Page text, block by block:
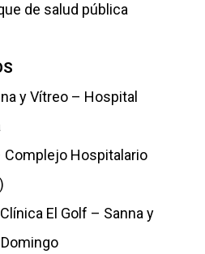
de salud pública
y Vítreo – Hospital
Hospitalario
El Golf – Sanna y